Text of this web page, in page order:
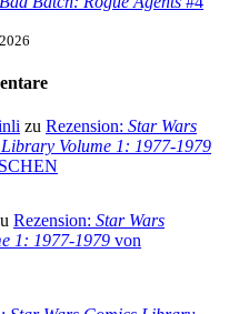
zu Rezension: Star Wars
Volume 1: 1977-1979
Rezension: Star Wars
1: 1977-1979 von